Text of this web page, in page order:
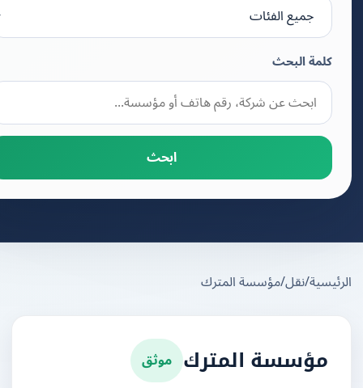
كلمة البحث
ابحث
/نقل/مؤسسة المترك
مؤسسة المترك
موثق